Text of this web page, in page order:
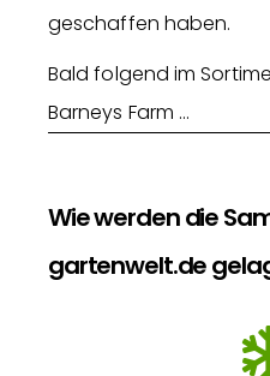
geschaffen haben.
Bald folgend im
Barneys Farm …
Wie werden die
gartenwelt.de